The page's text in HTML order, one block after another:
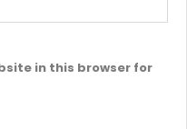
in this browser for